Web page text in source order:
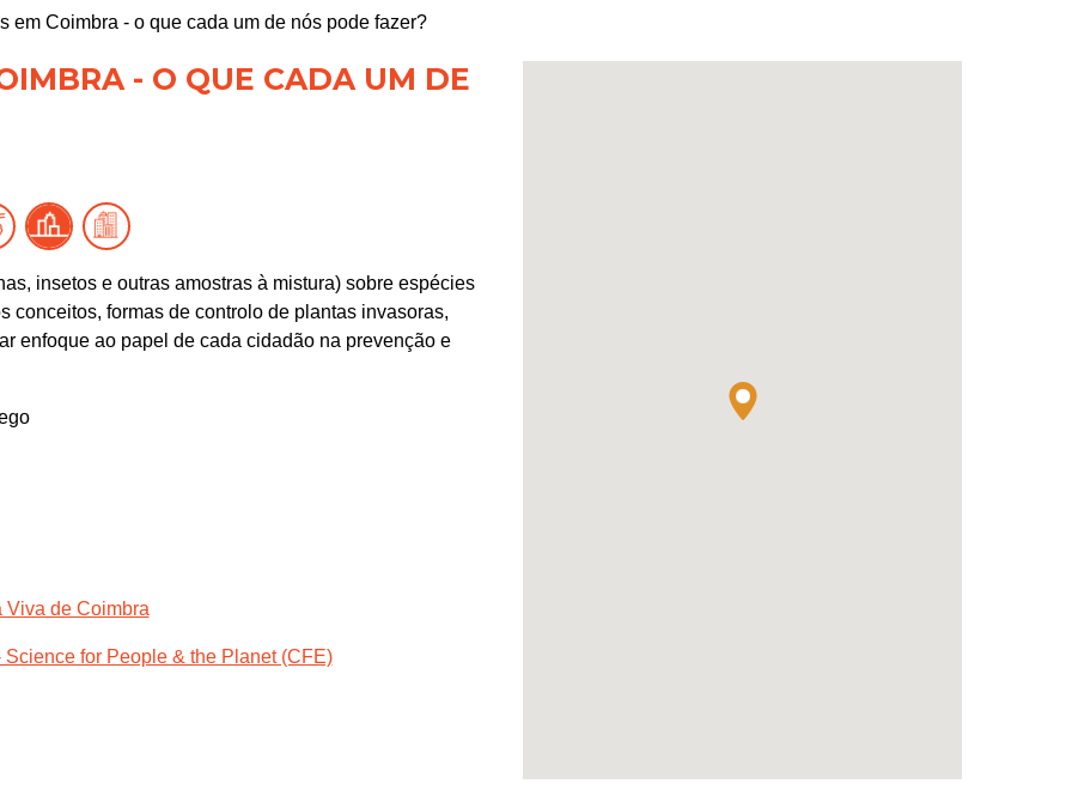
em Coimbra - o que cada um de nós pode fazer?
- O QUE CADA UM DE
insetos e outras amostras à mistura) sobre espécies
formas de controlo de plantas invasoras,
enfoque ao papel de cada cidadão na prevenção e
Viva de Coimbra
for People & the Planet (CFE)